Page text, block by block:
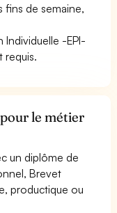
fins de semaine,
-EPI-
requis.
le métier
un diplôme de
Brevet
productique ou